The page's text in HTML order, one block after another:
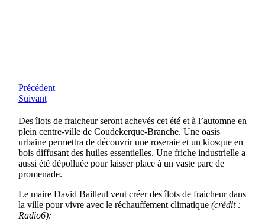
Précédent
Suivant
Des îlots de fraicheur seront achevés cet été et à l’automne en
plein centre-ville de Coudekerque-Branche. Une oasis
urbaine permettra de découvrir une roseraie et un kiosque en
bois diffusant des huiles essentielles. Une friche industrielle a
aussi été dépolluée pour laisser place à un vaste parc de
promenade.
Le maire David Bailleul veut créer des îlots de fraicheur dans
la ville pour vivre avec le réchauffement climatique (crédit :
Radio6):